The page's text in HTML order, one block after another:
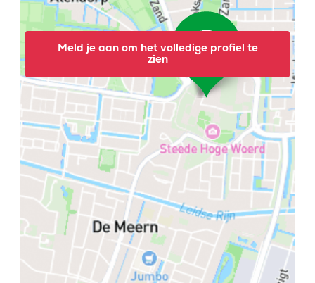
Meld je aan om het volledige profiel te
zien